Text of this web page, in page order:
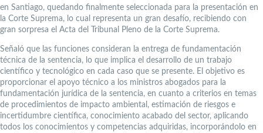
en Santiago, quedando finalmente seleccionada para la presentación en
la Corte Suprema, lo cual representa un gran desafío, recibiendo con
gran sorpresa el Acta del Tribunal Pleno de la Corte Suprema.
Señaló que las funciones consideran la entrega de fundamentación
técnica de la sentencia, lo que implica el desarrollo de un trabajo
científico y tecnológico en cada caso que se presente. El objetivo es
proporcionar el apoyo técnico a los ministros abogados para la
fundamentación jurídica de la sentencia, en cuanto a criterios en temas
de procedimientos de impacto ambiental, estimación de riesgos e
incertidumbre científica, conocimiento acabado del sector, aplicando
todos los conocimientos y competencias adquiridas, incorporándolo en